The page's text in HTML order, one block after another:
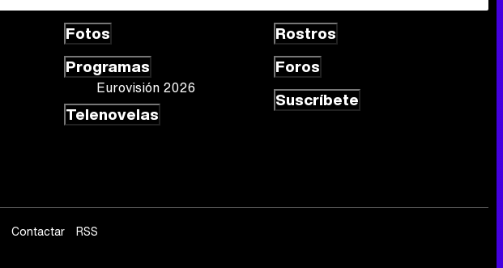
Fotos
Programas
Eurovisión 2026
Telenovelas
Rostros
Foros
Suscríbete
Contactar
RSS